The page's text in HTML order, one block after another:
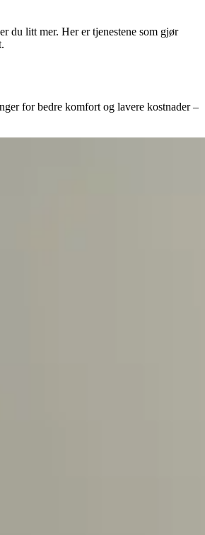
du litt mer. Her er tjenestene som gjør
for bedre komfort og lavere kostnader –